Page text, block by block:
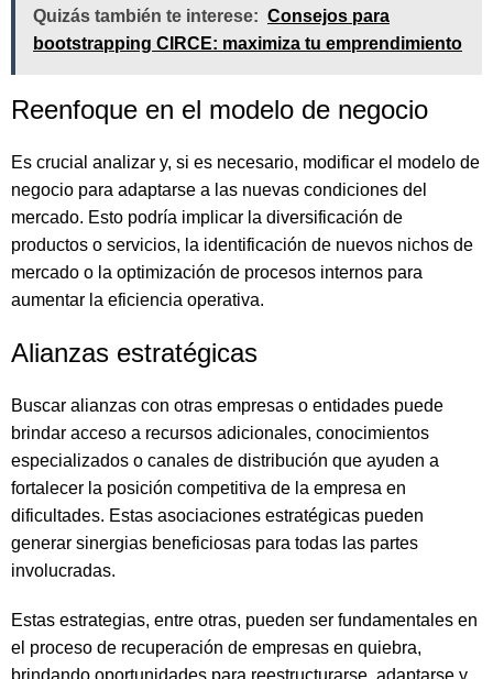
Quizás también te interese: Consejos para
bootstrapping CIRCE: maximiza tu emprendimiento
Reenfoque en el modelo de negocio
Es crucial analizar y, si es necesario, modificar el modelo de
negocio para adaptarse a las nuevas condiciones del
mercado. Esto podría implicar la diversificación de
productos o servicios, la identificación de nuevos nichos de
mercado o la optimización de procesos internos para
aumentar la eficiencia operativa.
Alianzas estratégicas
Buscar alianzas con otras empresas o entidades puede
brindar acceso a recursos adicionales, conocimientos
especializados o canales de distribución que ayuden a
fortalecer la posición competitiva de la empresa en
dificultades. Estas asociaciones estratégicas pueden
generar sinergias beneficiosas para todas las partes
involucradas.
Estas estrategias, entre otras, pueden ser fundamentales en
el proceso de recuperación de empresas en quiebra,
brindando oportunidades para reestructurarse, adaptarse y